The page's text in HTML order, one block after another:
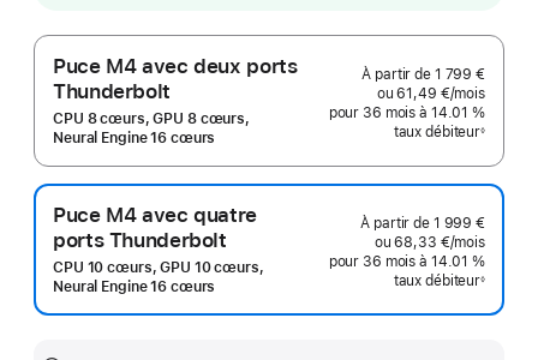
Puce M4 avec deux ports
Thunderbolt
CPU 8 cœurs, GPU 8 cœurs,
Neural Engine 16 cœurs
À partir de 1 799 €
ou61,49 €/mois
pour 36 mois à 14.01 %
taux débiteur
bas
page
◊
Puce M4 avec quatre
ports Thunderbolt
CPU 10 cœurs, GPU 10 cœurs,
Neural Engine 16 cœurs
À partir de 1 999 €
ou68,33 €/mois
pour 36 mois à 14.01 %
taux débiteur
bas
◊